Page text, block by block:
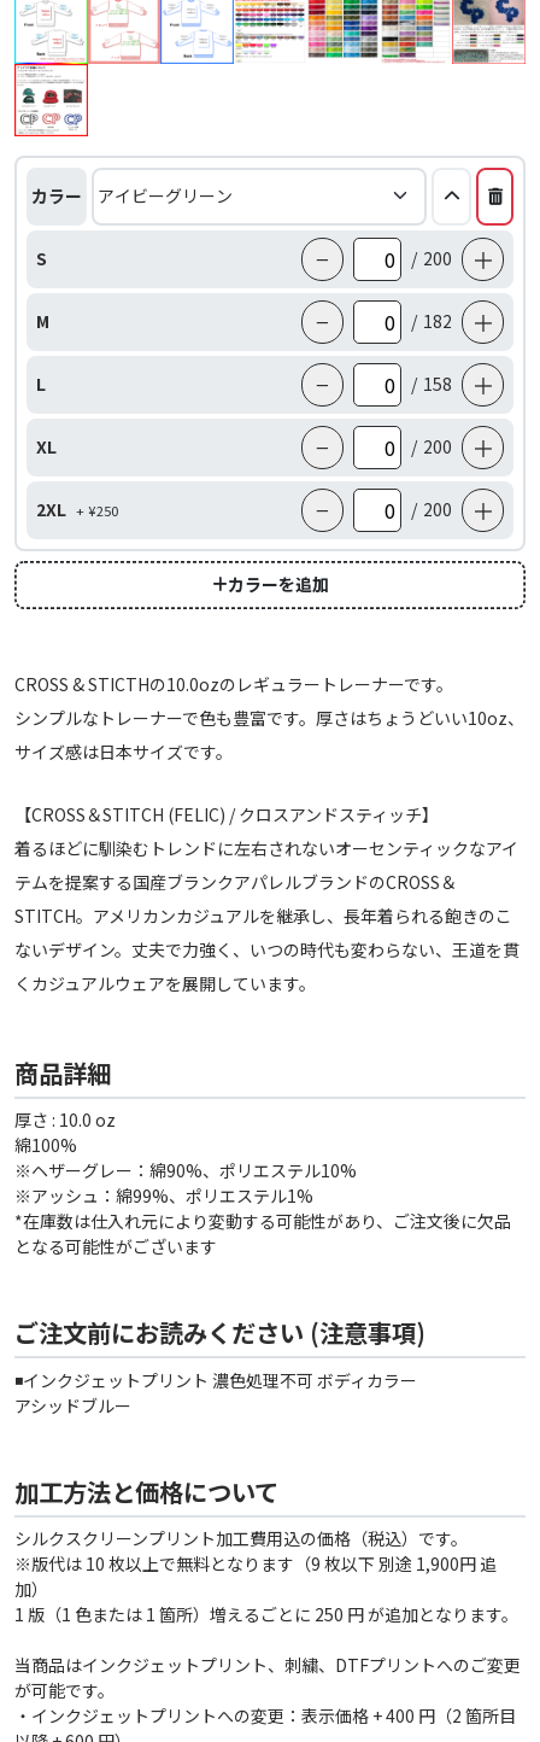
カラー
S − / 200 ＋
M − / 182 ＋
L − / 158 ＋
XL − / 200 ＋
2XL + ¥250 − / 200 ＋
カラーを追加
CROSS & STICTHの10.0ozのレギュラートレーナーです。
シンプルなトレーナーで色も豊富です。厚さはちょうどいい10oz、
サイズ感は日本サイズです。
【CROSS＆STITCH (FELIC) / クロスアンドスティッチ】
着るほどに馴染むトレンドに左右されないオーセンティックなアイ
テムを提案する国産ブランクアパレルブランドのCROSS＆
STITCH。アメリカンカジュアルを継承し、長年着られる飽きのこ
ないデザイン。丈夫で力強く、いつの時代も変わらない、王道を貫
くカジュアルウェアを展開しています。
商品詳細
厚さ : 10.0 oz
綿100%
※ヘザーグレー：綿90%、ポリエステル10%
※アッシュ：綿99%、ポリエステル1%
*在庫数は仕入れ元により変動する可能性があり、ご注文後に欠品
となる可能性がございます
ご注文前にお読みください (注意事項)
◾️インクジェットプリント 濃色処理不可 ボディカラー
アシッドブルー
加工方法と価格について
シルクスクリーンプリント加工費用込の価格（税込）です。
※版代は 10 枚以上で無料となります（9 枚以下 別途 1,900円 追
加）
1 版（1 色または 1 箇所）増えるごとに 250 円 が追加となります。
当商品はインクジェットプリント、刺繍、DTFプリントへのご変更
が可能です。
・インクジェットプリントへの変更：表示価格 + 400 円（2 箇所目